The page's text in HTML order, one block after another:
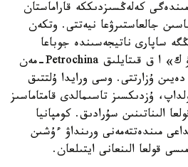
كەلەڭسىزدىككە قاراماستان
جالعاستىرۋعا نيەتتى. وتكەن
ساپارى ناتيجەسىندە جوباعا
جاۋاپتى «QazaqGaz» ۇ ك» ا ق قىتايلىق Petrochina-مەن
2026 -جىلعا دەيىن ۇزارتتى. وسى ورايدا ۇلتتىق
ۇزدىكسىز تاسىمالدى قامتاماسىز
الىناتىنىن سۇرادىق. كومپانيا
مىندەتتەمەنى ورىنداۋ ءۇشىن
قولعا الىنعانى ايتىلعان.